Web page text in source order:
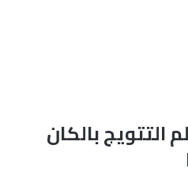
التتويج بالكان